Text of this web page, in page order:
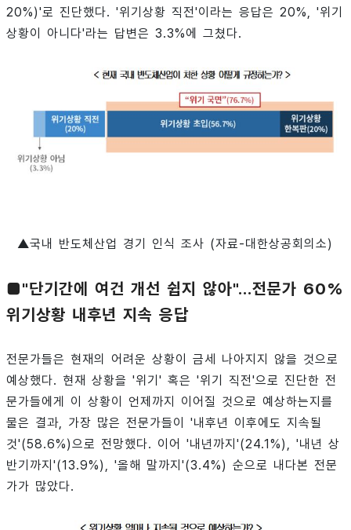
20%)'로 진단했다. '위기상황 직전'이라는 응답은 20%, '위기
상황이 아니다'라는 답변은 3.3%에 그쳤다.
▲국내 반도체산업 경기 인식 조사 (자료-대한상공회의소)
■"단기간에 여건 개선 쉽지 않아"...전문가 60%
위기상황 내후년 지속 응답
전문가들은 현재의 어려운 상황이 금세 나아지지 않을 것으로
예상했다. 현재 상황을 '위기' 혹은 '위기 직전'으로 진단한 전
문가들에게 이 상황이 언제까지 이어질 것으로 예상하는지를
물은 결과, 가장 많은 전문가들이 '내후년 이후에도 지속될
것'(58.6%)으로 전망했다. 이어 '내년까지'(24.1%), '내년 상
반기까지'(13.9%), '올해 말까지'(3.4%) 순으로 내다본 전문
가가 많았다.